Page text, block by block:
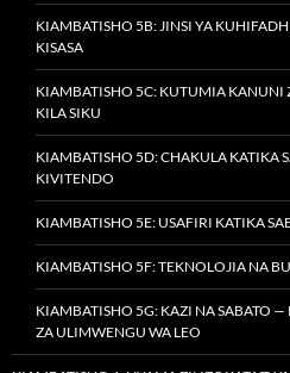
KIAMBATISHO 5B: JINSI YA
KISASA
KIAMBATISHO 5C: KUTUMIA KANUNI
KILA SIKU
KIAMBATISHO 5D: CHAKULA KATIKA
KIVITENDO
KIAMBATISHO 5E: USAFIRI KATIKA
KIAMBATISHO 5F: TEKNOLOJIA NA
KIAMBATISHO 5G: KAZI NA SABATO
ZA ULIMWENGU WA LEO